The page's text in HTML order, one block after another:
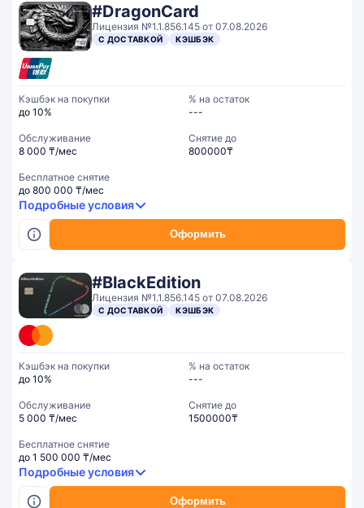
#DragonCard
Лицензия №1.1.856.145 от 07.08.2026
С ДОСТАВКОЙ КЭШБЭК
Оформить
Кэшбэк на покупки
до 10%
% на остаток
---
Обслуживание
8 000 ₸/мес
Cнятие до
800000₸
Бесплатное снятие
до 800 000 ₸/мес
Подробные условия
#BlackEdition
Лицензия №1.1.856.145 от 07.08.2026
С ДОСТАВКОЙ КЭШБЭК
Оформить
Кэшбэк на покупки
до 10%
% на остаток
---
Обслуживание
5 000 ₸/мес
Cнятие до
1500000₸
Бесплатное снятие
до 1 500 000 ₸/мес
Подробные условия